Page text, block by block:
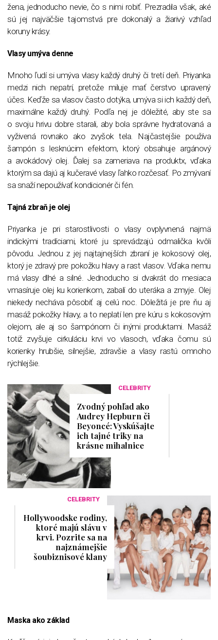
žena, jednoducho nevie, čo s nimi robiť. Prezradila však, aké
sú jej najväčšie tajomstvá pre dokonalý a žiarivý vzhľad
koruny krásy.
Vlasy umýva denne
Mnoho ľudí si umýva vlasy každý druhý či tretí deň. Priyanka
medzi nich nepatrí, pretože miluje mať čerstvo upravený
účes. Keďže sa vlasov často dotýka, umýva si ich každý deň,
maximálne každý druhý. Podľa nej je dôležité, aby ste sa
o svoju hrivu dobre starali, aby bola správne hydratovaná a
vyživená rovnako ako zvyšok tela. Najčastejšie používa
šampón s lesknúcim efektom, ktorý obsahuje argánový
a avokádový olej. Ďalej sa zameriava na produktx, vďaka
ktorým sa dajú aj kučeravé vlasy ľahko rozčesať. Po zmývaní
sa snaží nepoužívať kondicionér či fén.
Tajná zbraň je olej
Priyanka je pri starostlivosti o vlasy ovplyvnená najmä
indickými tradíciami, ktoré ju sprevádzajú odmalička kvôli
pôvodu. Jednou z jej najtajnejších zbraní je kokosový olej,
ktorý je zdravý pre pokožku hlavy a rast vlasov. Vďaka nemu
má vlasy dlhé a silné. Jednoducho si dvakrát do mesiaca
vmasíruje olej ku korienkom, zabalí do uteráka a zmyje. Olej
niekedy necháva pôsobiť aj celú noc. Dôležitá je pre ňu aj
masáž pokožky hlavy, a to neplatí len pre kúru s kokosovým
olejom, ale aj so šampónom či inými produktami. Masáž
totiž zvyšuje cirkuláciu krvi vo vlasoch, vďaka čomu sú
korienky hrubšie, silnejšie, zdravšie a vlasy rastú omnoho
rýchlejšie.
CELEBRITY
Zvodný pohľad ako
Audrey Hepburn či
Beyoncé: Vyskúšajte
ich tajné triky na
krásne mihalnice
CELEBRITY
Hollywoodske rodiny,
ktoré majú slávu v
krvi. Pozrite sa na
najznámejšie
šoubiznisové klany
Maska ako základ